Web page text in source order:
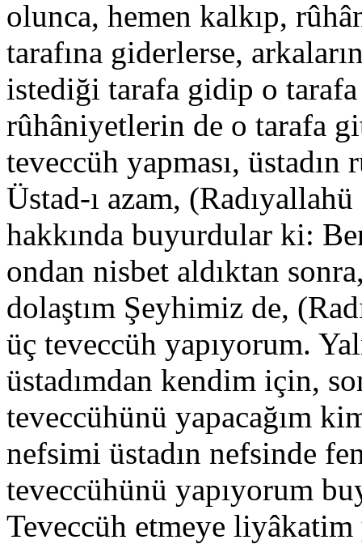
olunca, hemen kalkıp,
tarafına giderlerse,
istediği tarafa gidip o
rûhâniyetlerin de o tarafa
teveccüh yapması,
Üstad-ı azam,
hakkında buyurdular ki:
ondan nisbet aldıktan
dolaştım Şeyhimiz de,
üç teveccüh yapıyorum.
üstadımdan kendim için,
teveccühünü yapacağım
nefsimi üstadın nefsinde
teveccühünü yapıyorum
Teveccüh etmeye liyâkatim